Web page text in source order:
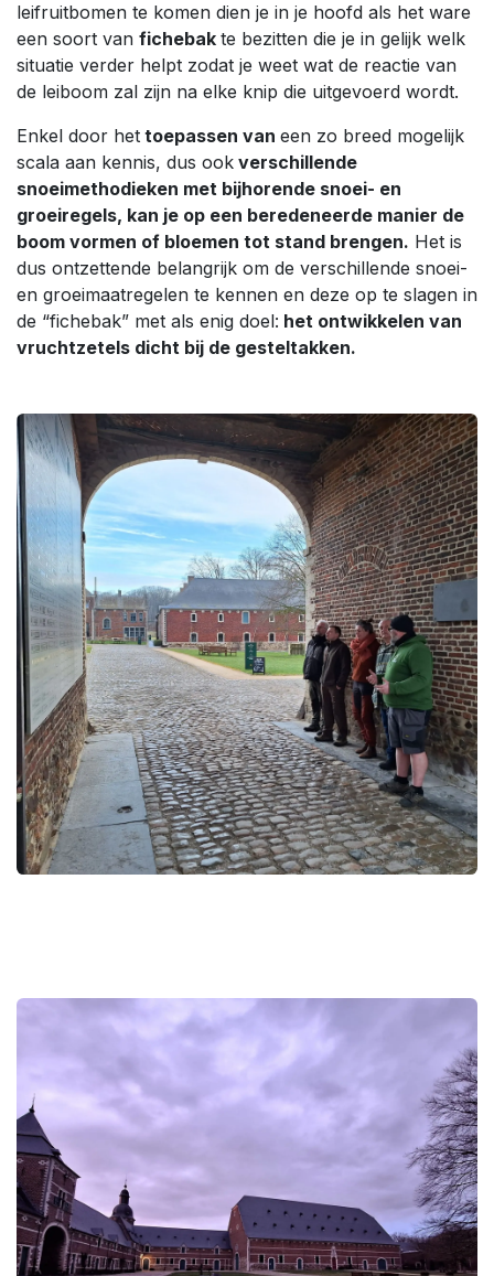
leifruitbomen te komen dien je in je hoofd als het ware
een soort van fichebak te bezitten die je in gelijk welk
situatie verder helpt zodat je weet wat de reactie van
de leiboom zal zijn na elke knip die uitgevoerd wordt.
Enkel door het toepassen van een zo breed mogelijk
scala aan kennis, dus ook verschillende
snoeimethodieken met bijhorende snoei- en
groeiregels, kan je op een beredeneerde manier de
boom vormen of bloemen tot stand brengen. Het is
dus ontzettende belangrijk om de verschillende snoei-
en groeimaatregelen te kennen en deze op te slagen in
de “fichebak” met als enig doel: het ontwikkelen van
vruchtzetels dicht bij de gesteltakken.